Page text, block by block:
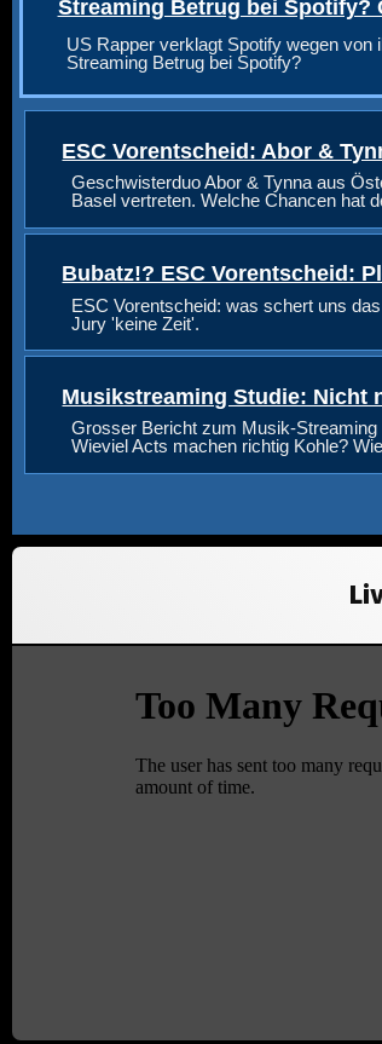
Streaming Betrug bei Spotify?
US Rapper verklagt Spotify wegen
Streaming Betrug bei Spotify?
ESC Vorentscheid: Abor &
Geschwisterduo Abor & Tynna aus
Basel vertreten. Welche Chancen hat
Bubatz!? ESC Vorentscheid:
ESC Vorentscheid: was schert uns
Jury 'keine Zeit'.
Musikstreaming Studie: Nicht
Grosser Bericht zum Musik-
Wieviel Acts machen richtig Kohle?